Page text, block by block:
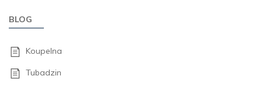
BLOG
Koupelna
Tubadzin